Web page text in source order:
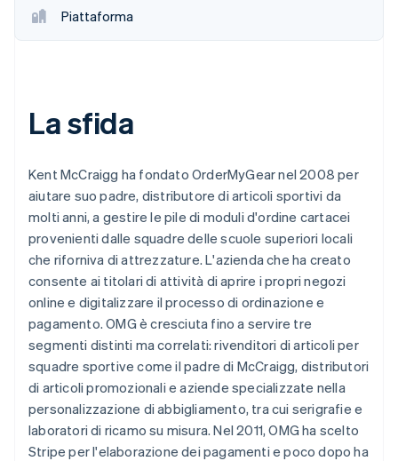
Piattaforma
La sfida
Kent McCraigg ha fondato OrderMyGear nel 2008 per
aiutare suo padre, distributore di articoli sportivi da
molti anni, a gestire le pile di moduli d'ordine cartacei
provenienti dalle squadre delle scuole superiori locali
che riforniva di attrezzature. L'azienda che ha creato
consente ai titolari di attività di aprire i propri negozi
online e digitalizzare il processo di ordinazione e
pagamento. OMG è cresciuta fino a servire tre
segmenti distinti ma correlati: rivenditori di articoli per
squadre sportive come il padre di McCraigg, distributori
di articoli promozionali e aziende specializzate nella
personalizzazione di abbigliamento, tra cui serigrafie e
laboratori di ricamo su misura. Nel 2011, OMG ha scelto
Stripe per l'elaborazione dei pagamenti e poco dopo ha